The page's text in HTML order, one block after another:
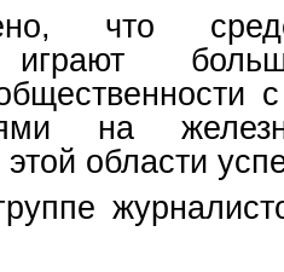
что
играют
на
области